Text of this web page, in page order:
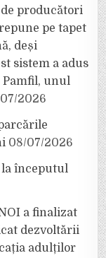
producători
pe tapet
deși
sistem a adus
Pamfil, unul
2026
08/07/2026
la începutul
a finalizat
dezvoltării
adulților